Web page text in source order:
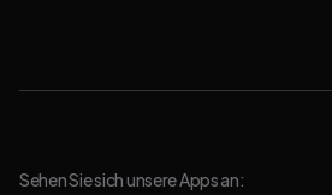
Sehen Sie sich unsere Apps an: